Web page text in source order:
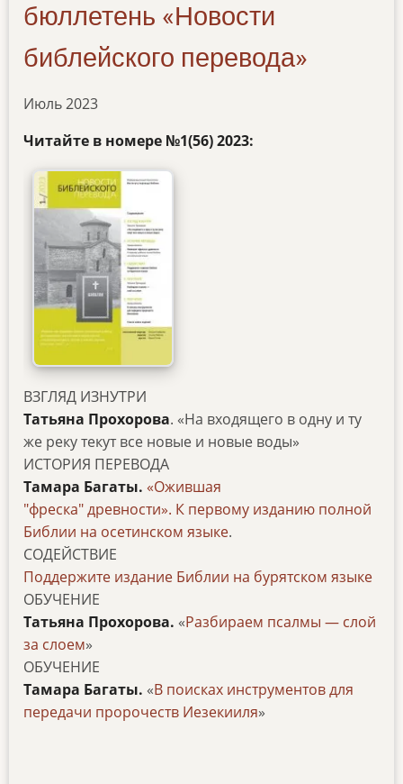
бюллетень «Новости
библейского перевода»
Июль 2023
Читайте в номере №1(56) 2023:
ВЗГЛЯД ИЗНУТРИ
Татьяна Прохорова. «На входящего в одну и ту
же реку текут все новые и новые воды»
ИСТОРИЯ ПЕРЕВОДА
Тамара Багаты. «Ожившая
"фреска" древности». К первому изданию полной
Библии на осетинском языке.
СОДЕЙСТВИЕ
Поддержите издание Библии на бурятском языке
ОБУЧЕНИЕ
Татьяна Прохорова. «Разбираем псалмы — слой
за слоем»
ОБУЧЕНИЕ
Тамара Багаты. «В поисках инструментов для
передачи пророчеств Иезекииля»